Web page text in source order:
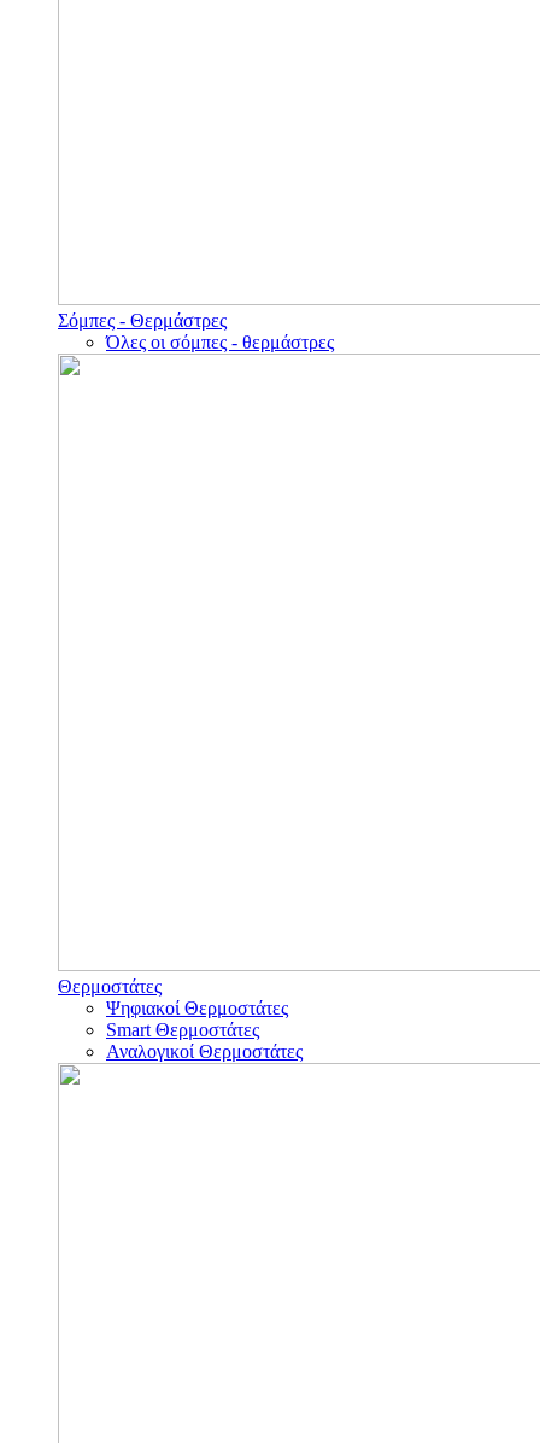
Σόμπες - Θερμάστρες
Όλες οι σόμπες - θερμάστρες
Θερμοστάτες
Ψηφιακοί Θερμοστάτες
Smart Θερμοστάτες
Αναλογικοί Θερμοστάτες